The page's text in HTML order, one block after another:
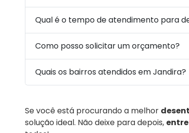
Qual é o tempo de atendimento para
Como posso solicitar um orçamento?
Quais os bairros atendidos em Jandira?
Se você está procurando a melhor
solução ideal. Não deixe para depois,